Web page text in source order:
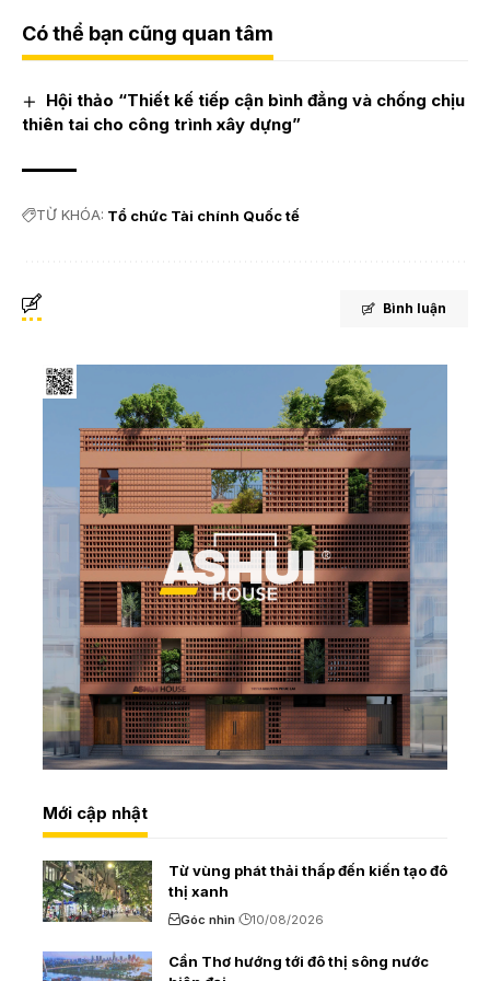
Có thể bạn cũng quan tâm
Hội thảo “Thiết kế tiếp cận bình đẳng và chống chịu
thiên tai cho công trình xây dựng”
TỪ KHÓA: Tổ chức Tài chính Quốc tế
Bình luận
Mới cập nhật
Từ vùng phát thải thấp đến kiến tạo đô
thị xanh
Góc nhìn 10/08/2026
Cần Thơ hướng tới đô thị sông nước